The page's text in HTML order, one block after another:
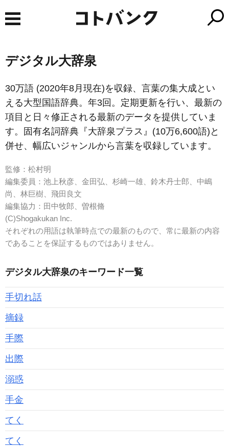
デジタル大辞泉
30万語 (2020年8月現在)を収録、言葉の集大成とい
える大型国語辞典。年3回。定期更新を行い、最新の
項目と日々修正される最新のデータを提供していま
す。固有名詞辞典『大辞泉プラス』(10万6,600語)と
併せ、幅広いジャンルから言葉を収録しています。
監修：松村明
編集委員：池上秋彦、金田弘、杉崎一雄、鈴木丹士郎、中嶋
尚、林巨樹、飛田良文
編集協力：田中牧郎、曽根脩
(C)Shogakukan Inc.
それぞれの用語は執筆時点での最新のもので、常に最新の内容
であることを保証するものではありません。
デジタル大辞泉のキーワード一覧
手切れ話
摘録
手際
出際
溺惑
手金
てく
てく